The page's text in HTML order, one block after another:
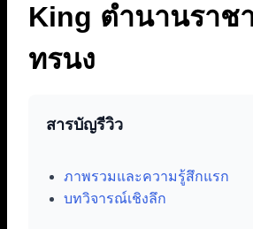
King ตำนานราช
ทรนง
สารบัญรีวิว
ภาพรวมและความรู้สึกแรก
บทวิจารณ์เชิงลึก